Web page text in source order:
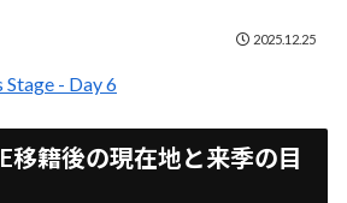
2025.12.25
移籍後の現在地と来季の目